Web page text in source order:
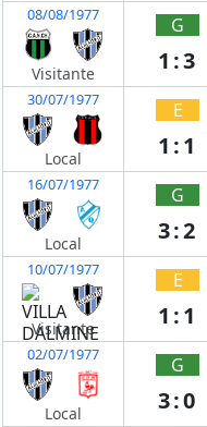
08/08/1977
Visitante
G
1:3
30/07/1977
Local
E
1:1
16/07/1977
Local
G
3:2
10/07/1977
Visitante
E
1:1
02/07/1977
Local
G
3:0